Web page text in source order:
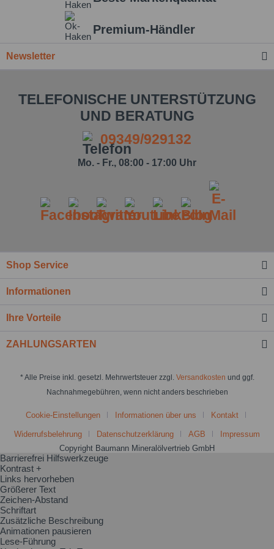
Ich habe die Datenschutzbestimmungzur Kenntnis
genommen.*
Nachricht senden
Premium-Händler
Newsletter
TELEFONISCHE UNTERSTÜTZUNG
UND BERATUNG
09349/929132
Mo. - Fr., 08:00 - 17:00 Uhr
Shop Service
Informationen
Ihre Vorteile
ZAHLUNGSARTEN
* Alle Preise inkl. gesetzl. Mehrwertsteuer zzgl. Versandkosten und ggf.
Nachnahmegebühren, wenn nicht anders beschrieben
Cookie-Einstellungen Informationen über uns Kontakt
Widerrufsbelehrung Datenschutzerklärung AGB
Impressum
Copyright Baumann Mineralölvertrieb GmbH
Barrierefrei Hilfswerkzeuge
Kontrast +
Links hervorheben
Größerer Text
Zeichen-Abstand
Schriftart
Zusätzliche Beschreibung
Animationen pausieren
Lese-Führung